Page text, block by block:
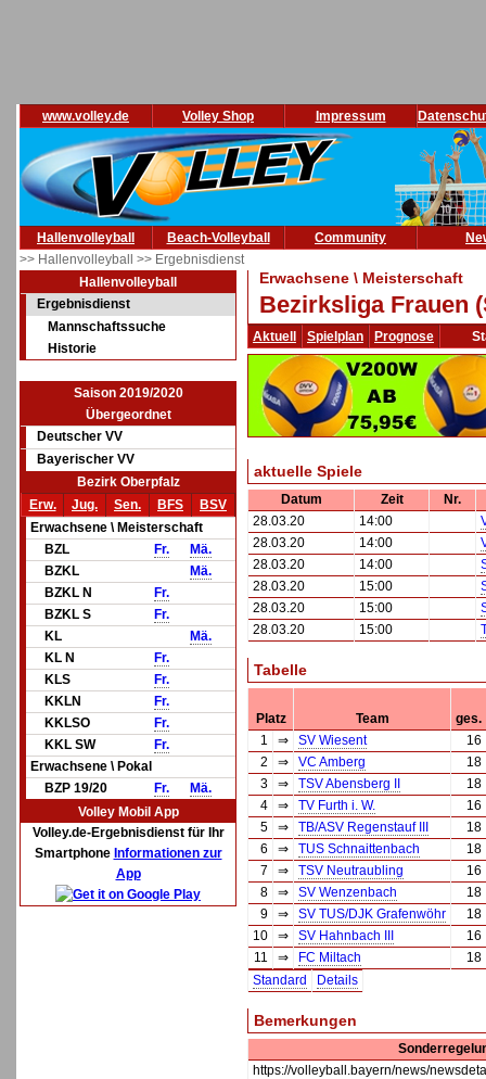
www.volley.de Volley Shop Impressum
Hallenvolleyball Beach-Volleyball Community
>> Hallenvolleyball >> Ergebnisdienst
Hallenvolleyball
Ergebnisdienst
Mannschaftssuche
Historie
Saison 2019/2020
Übergeordnet
Deutscher VV
Bayerischer VV
Bezirk Oberpfalz
Erw.
Jug. Sen. BFS
BSV
Erwachsene \ Meisterschaft
BZL
Fr.
Mä.
BZKL
Mä.
BZKL N
Fr.
BZKL S
Fr.
KL
Mä.
KL N
Fr.
KLS
Fr.
KKLN
Fr.
KKLSO
Fr.
KKL SW
Fr.
Erwachsene \ Pokal
BZP 19/20
Fr.
Mä.
Volley Mobil App
Volley.de-Ergebnisdienst für Ihr
Smartphone Informationen zur
App
Erwachsene \ Meisterschaft
Bezirksliga Frauen
Aktuell Spielplan Prognose
aktuelle Spiele
Datum Zeit
Nr.
28.03.20
14:00
28.03.20
14:00
28.03.20
14:00
28.03.20
15:00
28.03.20
15:00
28.03.20
15:00
Tabelle
Platz Team
ges.
1
⇒ SV Wiesent
16
2
⇒ VC Amberg
18
3
⇒ TSV Abensberg II
18
4
⇒ TV Furth i. W.
16
5
⇒ TB/ASV Regenstauf III
18
6
⇒ TUS Schnaittenbach
18
7
⇒ TSV Neutraubling
16
8
⇒ SV Wenzenbach
18
9
⇒ SV TUS/DJK Grafenwöhr
18
10
⇒ SV Hahnbach III
16
11
⇒ FC Miltach
18
Standard
Details
Bemerkungen
https://volleyball.bayern/news/